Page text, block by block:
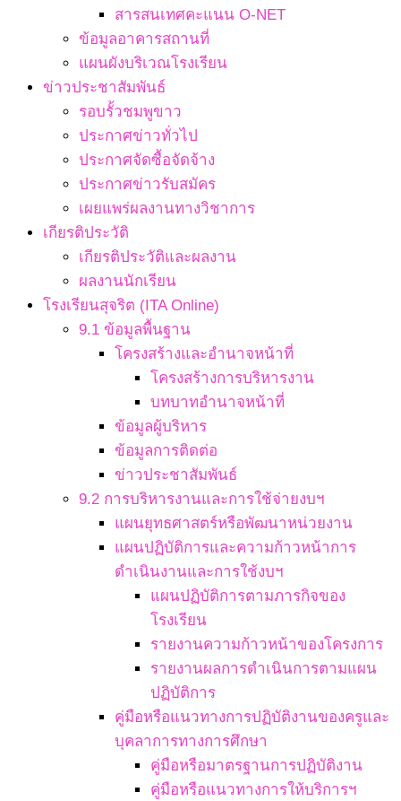
สารสนเทศคะแนน O-NET
ข้อมูลอาคารสถานที่
แผนผังบริเวณโรงเรียน
ข่าวประชาสัมพันธ์
รอบรั้วชมพูขาว
ประกาศข่าวทั่วไป
ประกาศจัดซื้อจัดจ้าง
ประกาศข่าวรับสมัคร
เผยแพร่ผลงานทางวิชาการ
เกียรติประวัติ
เกียรติประวัติและผลงาน
ผลงานนักเรียน
โรงเรียนสุจริต (ITA Online)
9.1 ข้อมูลพื้นฐาน
โครงสร้างและอำนาจหน้าที่
โครงสร้างการบริหารงาน
บทบาทอำนาจหน้าที่
ข้อมูลผู้บริหาร
ข้อมูลการติดต่อ
ข่าวประชาสัมพันธ์
9.2 การบริหารงานและการใช้จ่ายงบฯ
แผนยุทธศาสตร์หรือพัฒนาหน่วยงาน
แผนปฏิบัติการและความก้าวหน้าการ
ดำเนินงานและการใช้งบฯ
แผนปฏิบัติการตามภารกิจของ
โรงเรียน
รายงานความก้าวหน้าของโครงการ
รายงานผลการดำเนินการตามแผน
ปฏิบัติการ
คู่มือหรือแนวทางการปฏิบัติงานของครูและ
บุคลาการทางการศึกษา
คู่มือหรือมาตรฐานการปฏิบัติงาน
คู่มือหรือแนวทางการให้บริการฯ